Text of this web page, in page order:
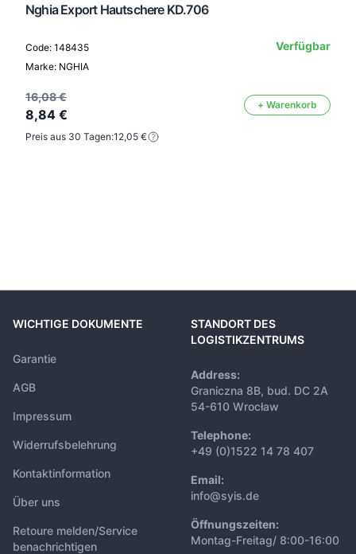
Nghia Export Hautschere KD.706
Code: 148435
Marke: NGHIA
Verfügbar
16,08 €
8,84 €
+ Warenkorb
Preis aus 30 Tagen:12,05 €
WICHTIGE DOKUMENTE
Garantie
AGB
Impressum
Widerrufsbelehrung
Kontaktinformation
Über uns
Retoure melden/Service
benachrichtigen
STANDORT DES
LOGISTIKZENTRUMS
Address:
Graniczna 8B, bud. DC 2A
54-610 Wrocław
Telephone:
+49 (0)1522 14 78 407
Email:
info@syis.de
Öffnungszeiten:
Montag-Freitag/ 8:00-16:00